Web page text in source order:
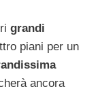
grandi
piani per un
ancora